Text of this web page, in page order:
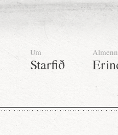
Um
Starfið
Almenn